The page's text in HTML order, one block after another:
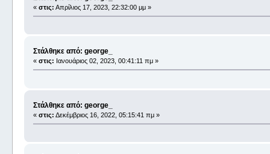
« στις: Απρίλιος 17, 2023, 22:32:00 μμ »
Στάλθηκε από: george_
« στις: Ιανουάριος 02, 2023, 00:41:11 πμ »
Στάλθηκε από: george_
« στις: Δεκέμβριος 16, 2022, 05:15:41 πμ »